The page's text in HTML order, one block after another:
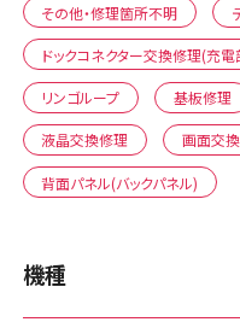
その他・修理箇所不明
ドックコネクター交換修理(充
リンゴループ 基板修理
液晶交換修理 画面交
背面パネル(バックパネル)
機種